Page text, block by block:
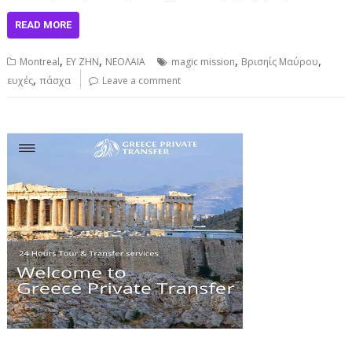
READ MORE
Montreal, ΕΥ ΖΗΝ, ΝΕΟΛΑΙΑ magic mission, Βρισηίς Μαύρου,
ευχές,πάσχα Leave a comment